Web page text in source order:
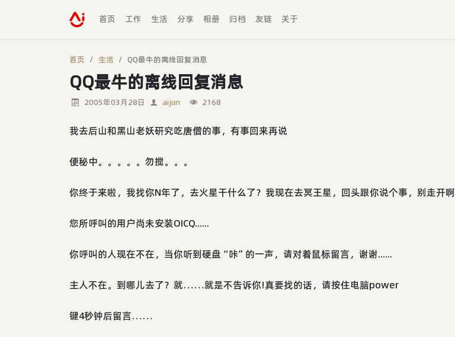
首页 工作 生活 分享 相册 归档 友链 关于
首页 生活 QQ最牛的离线回复消息
QQ最牛的离线回复消息
2005年03月28日 aijun 2168
我去后山和黑山老妖研究吃唐僧的事，有事回来再说
便秘中。。。。。勿搅。。。
你终于来啦，我找你N年了，去火星干什么了？我现在去冥王星，回头跟你说个事，别走开啊
您所呼叫的用户尚未安装OICQ......
你呼叫的人现在不在，当你听到硬盘“咔”的一声，请对着鼠标留言，谢谢......
主人不在。到哪儿去了？就……就是不告诉你!真要找的话，请按住电脑power
键4秒钟后留言……